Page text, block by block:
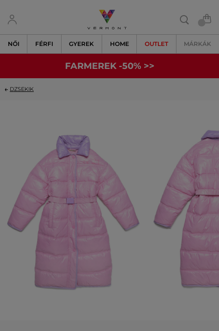
NŐI FÉRFI GYEREK HOME OUTLET MÁRKÁK
FARMEREK -50% >>
DZSEKIK